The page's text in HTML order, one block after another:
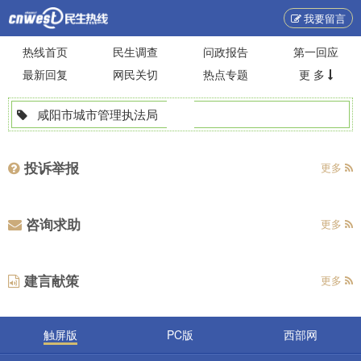
我要留言
热线首页 民生调查 问政报告
第一回应
最新回复
网民关切 热点专题 更 多
咸阳市城市管理执法局
投诉举报 更多
咨询求助 更多
建言献策 更多
触屏版 PC版 西部网